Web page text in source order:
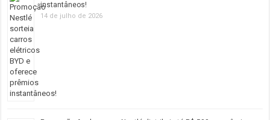
instantâneos!
14 de julho de 2026